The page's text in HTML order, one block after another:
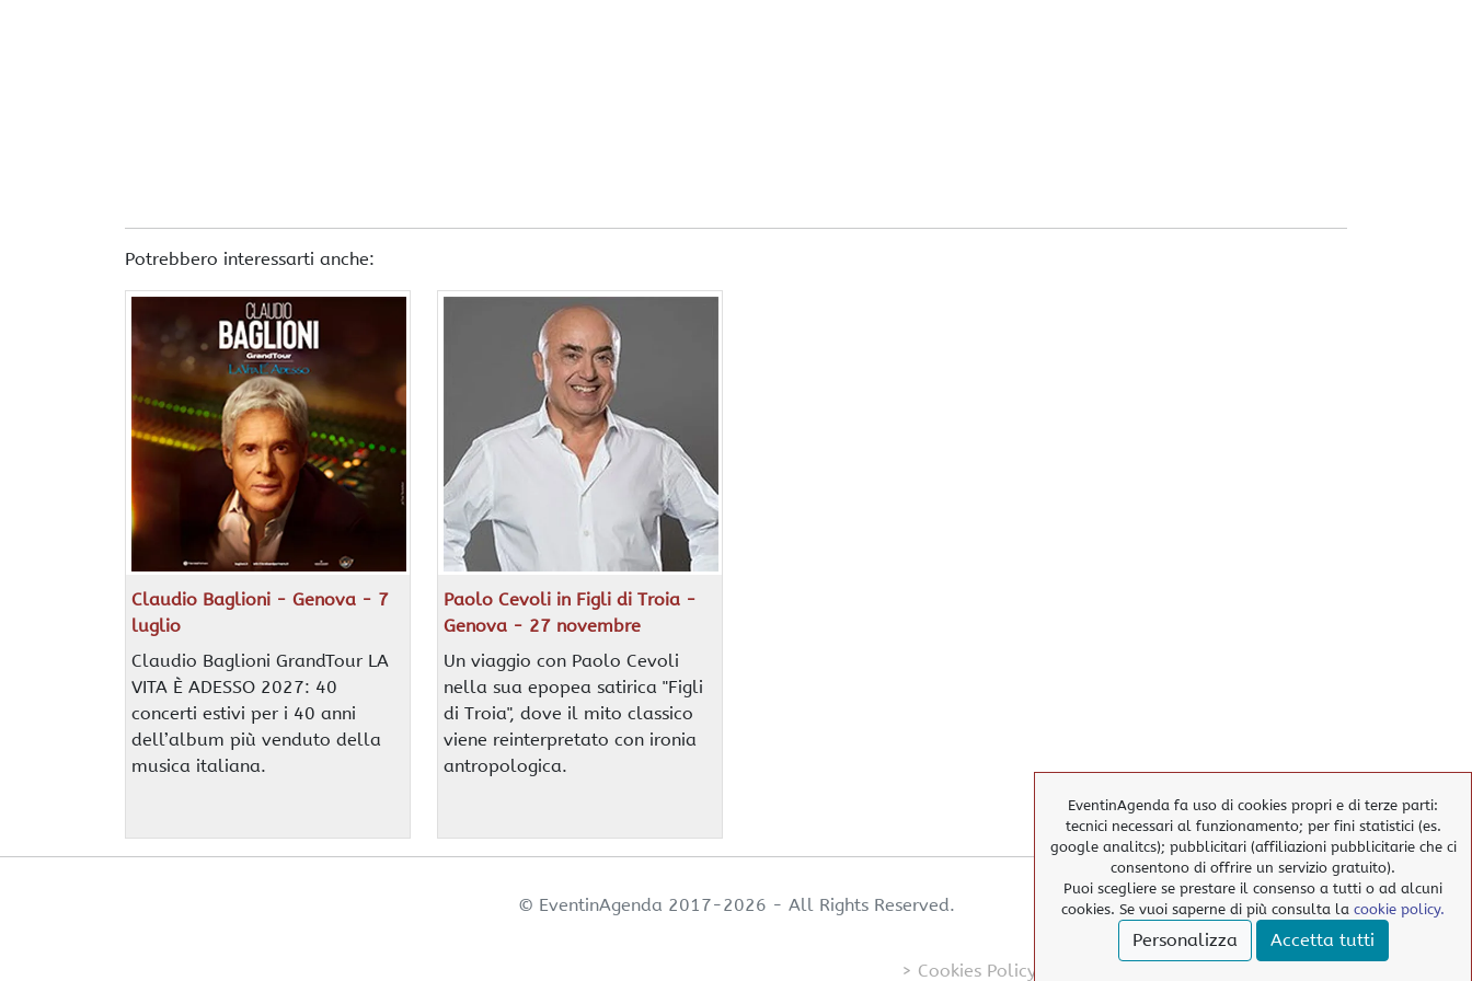
Potrebbero interessarti anche:
Claudio Baglioni - Genova - 7
luglio
Claudio Baglioni GrandTour LA
VITA È ADESSO 2027: 40
concerti estivi per i 40 anni
dell’album più venduto della
musica italiana.
Paolo Cevoli in Figli di Troia -
Genova - 27 novembre
Un viaggio con Paolo Cevoli
nella sua epopea satirica "Figli
di Troia", dove il mito classico
viene reinterpretato con ironia
antropologica.
© EventinAgenda 2017-2026 - All Rights Reserved.
EventinAgenda fa uso di cookies propri e di terze parti:
tecnici necessari al funzionamento; per fini statistici (es.
google analitcs); pubblicitari (affiliazioni pubblicitarie che ci
consentono di offrire un servizio gratuito).
Puoi scegliere se prestare il consenso a tutti o ad alcuni
cookies. Se vuoi saperne di più consulta la cookie policy.
Personalizza
Accetta tutti
> Cookies Policy